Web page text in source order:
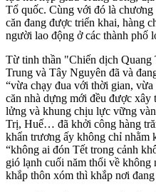
Tổ quốc. Cùng với đó là
căn đang được triển khai, hàng
người lao động ở các thành phố
Từ tinh thần "Chiến dịch Quang
Trung và Tây Nguyên đã và
“vừa chạy đua với thời gian,
căn nhà dựng mới đều được xây
lửng và khung chịu lực vững
Trị, Huế… đã khởi công hàng
khẩn trương ấy không chỉ nhằm
“không ai đón Tết trong cảnh
gió lạnh cuối năm thổi về không
khắp thôn xóm thì khắp nơi